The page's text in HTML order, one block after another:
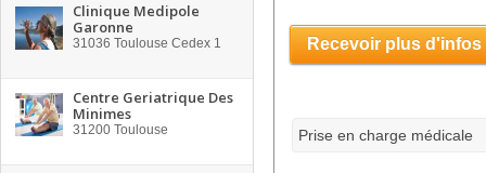
Clinique Medipole
Garonne
31036 Toulouse Cedex 1
Centre Geriatrique Des
Minimes
31200 Toulouse
Recevoir plus d'infos
Prise en charge médicale